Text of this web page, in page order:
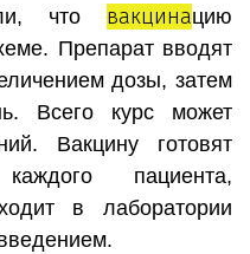
что вакцинацию
Препарат вводят
дозы, затем
Всего курс может
Вакцину готовят
пациента,
в лаборатории